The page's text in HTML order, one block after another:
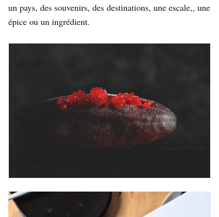
un pays, des souvenirs, des destinations, une escale,, une
épice ou un ingrédient.